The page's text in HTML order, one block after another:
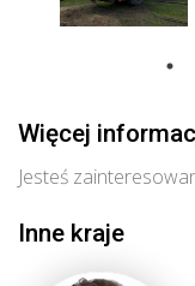
Więcej
Jesteś
Inne kraje